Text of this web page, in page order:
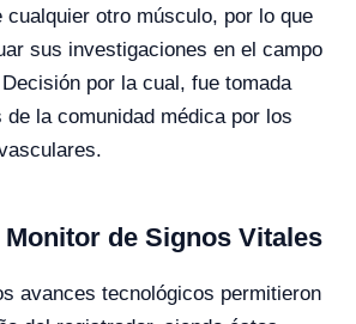
cualquier otro músculo, por lo que
sus investigaciones en el campo
por la cual, fue tomada
la comunidad médica por los
de Signos Vitales
avances tecnológicos permitieron